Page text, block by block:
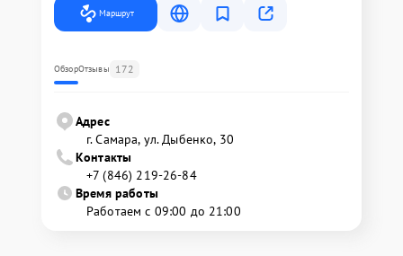
Маршрут
ОбзорОтзывы 172
Адрес
г. Самара, ул. Дыбенко, 30
Контакты
+7 (846) 219-26-84
Время работы
Работаем с 09:00 до 21:00